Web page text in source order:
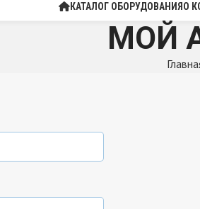
КАТАЛОГ ОБОРУДОВАНИЯ О
МОЙ